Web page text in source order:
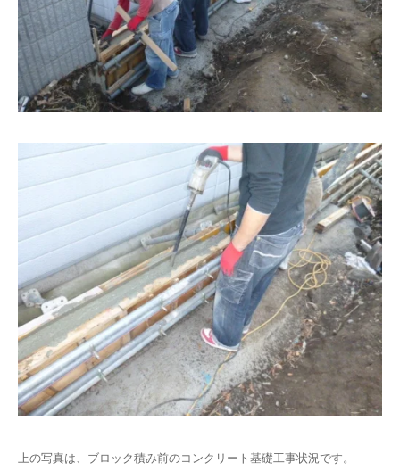
上の写真は、ブロック積み前のコンクリート基礎工事状況です。